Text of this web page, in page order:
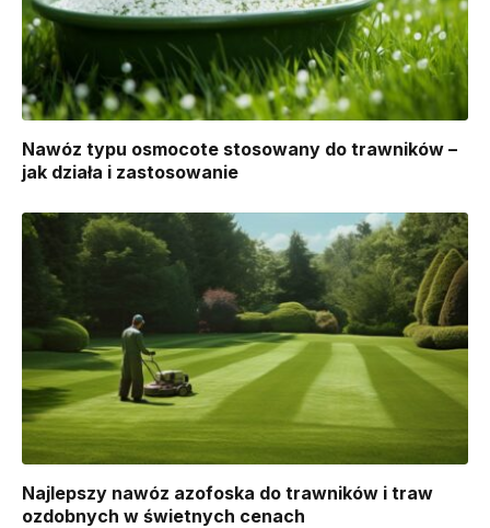
Nawóz typu osmocote stosowany do trawników –
jak działa i zastosowanie
Najlepszy nawóz azofoska do trawników i traw
ozdobnych w świetnych cenach